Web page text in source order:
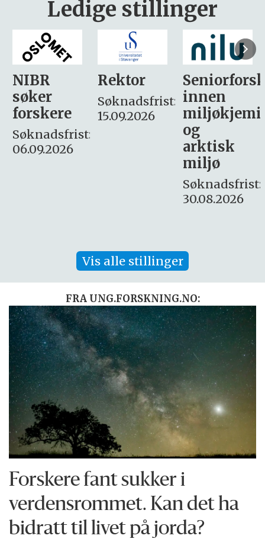
Ledige stillinger
Rektor
Søknadsfrist:
15.09.2026
Seniorforsker
innen
miljøkjemi
søker
– fast
Søknadsfrist:
16. august.
Vis alle stillinger
FRA UNG.FORSKNING.NO:
Forskere fant sukker i
verdensrommet. Kan det ha
bidratt til livet på jorda?